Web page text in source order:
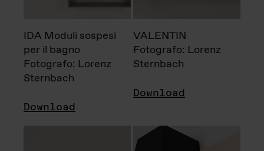
IDA Moduli sospesi
per il bagno
Fotografo: Lorenz
Sternbach
Download
VALENTIN
Fotografo: Lorenz
Sternbach
Download